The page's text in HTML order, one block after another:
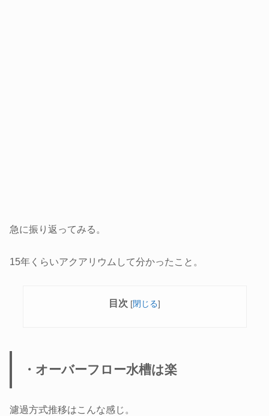
急に振り返ってみる。
15年くらいアクアリウムして分かったこと。
目次 [閉じる]
・オーバーフロー水槽は楽
濾過方式推移はこんな感じ。